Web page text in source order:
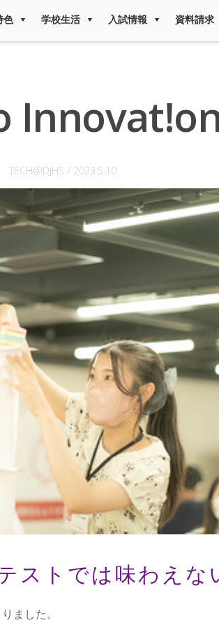
色 学校生活 入試情報 資料請求
TECH@DJHS / 2023.5.10
ストでは味わえな
ました。